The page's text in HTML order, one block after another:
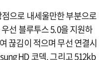
으로 내세울만한 부분으로
선 블루투스 5.0을 지원하
끊김이 적으며 무선 연결시
HD 코덱, 그리고 512kb